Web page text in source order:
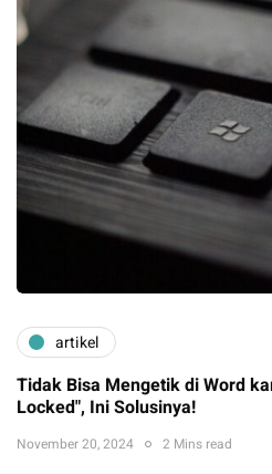
artikel
Tidak Bisa Mengetik di Word
Locked", Ini Solusinya!
November 20, 2024 2 Mins read